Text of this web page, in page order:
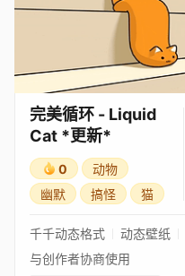
完美循环 - Liquid
Cat *更新*
0
动物
幽默
搞怪 猫
千千动态格式 动态壁纸
与创作者协商使用